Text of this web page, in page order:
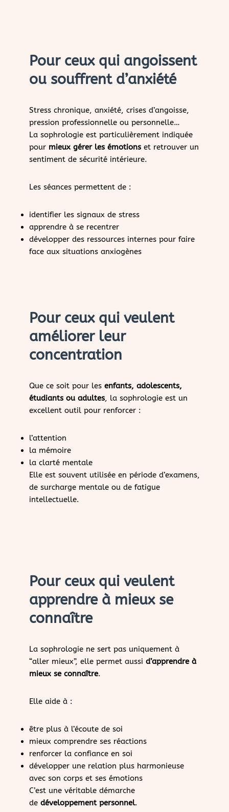
Pour ceux qui angoissent
ou souffrent d’anxiété
Stress chronique, anxiété, crises d’angoisse,
pression professionnelle ou personnelle…
La sophrologie est particulièrement indiquée
pour mieux gérer les émotionset retrouver un
sentiment de sécurité intérieure.
Les séances permettent de :
identifier les signaux de stress
apprendre à se recentrer
développer des ressources internes pour faire
face aux situations anxiogènes
Pour ceux qui veulent
améliorer leur
concentration
Que ce soit pour les enfants, adolescents,
étudiants ou adultes, la sophrologie est un
excellent outil pour renforcer :
l’attention
la mémoire
la clarté mentale
Elle est souvent utilisée en période d’examens,
de surcharge mentale ou de fatigue
intellectuelle.
Pour ceux qui veulent
apprendre à mieux se
connaître
La sophrologie ne sert pas uniquement à
“aller mieux”, elle permet aussi d’apprendre à
mieux se connaître.
Elle aide à :
être plus à l’écoute de soi
mieux comprendre ses réactions
renforcer la confiance en soi
développer une relation plus harmonieuse
avec son corps et ses émotions
C’est une véritable démarche
de développement personnel.